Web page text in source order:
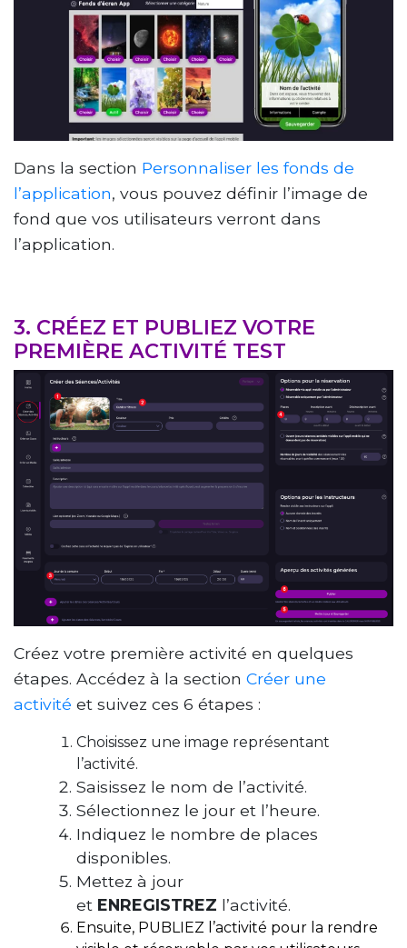
Dans la section Personnaliser les fonds de
l’application, vous pouvez définir l’image de
fond que vos utilisateurs verront dans
l’application.
3. CRÉEZ ET PUBLIEZ VOTRE
PREMIÈRE ACTIVITÉ TEST
Créez votre première activité en quelques
étapes. Accédez à la section Créer une
activité et suivez ces 6 étapes :
Choisissez une image représentant
l’activité.
Saisissez le nom de l’activité.
Sélectionnez le jour et l’heure.
Indiquez le nombre de places
disponibles.
Mettez à jour
et ENREGISTREZ l’activité.
Ensuite, PUBLIEZ l’activité pour la rendre